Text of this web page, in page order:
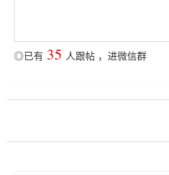
◎已有 35 人跟帖 ， 进微信群